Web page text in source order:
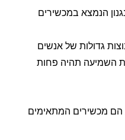
הנמצא במכשירים
גדולות של אנשים
השמיעה תהיה פחות
מכשירים המתאימים